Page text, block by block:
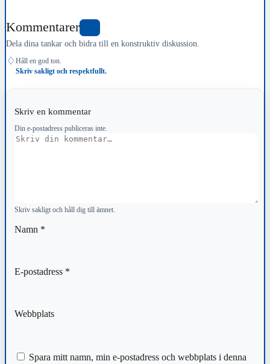
Kommentarer
Dela dina tankar och bidra till en konstruktiv diskussion.
♢ Håll en god ton.
Skriv sakligt och respektfullt.
Skriv en kommentar
Din e-postadress publiceras inte.
Kommentar
Skriv sakligt och håll dig till ämnet.
Namn *
E-postadress *
Webbplats
Spara mitt namn, min e-postadress och webbplats i denna